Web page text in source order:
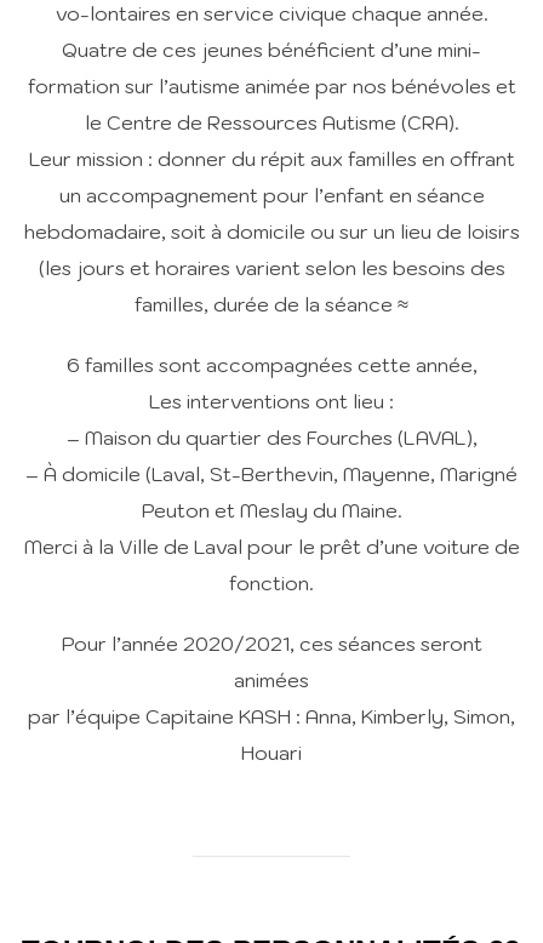
vo-lontaires en service civique chaque année.
Quatre de ces jeunes bénéficient d’une mini-
formation sur l’autisme animée par nos bénévoles et
le Centre de Ressources Autisme (CRA).
Leur mission : donner du répit aux familles en offrant
un accompagnement pour l’enfant en séance
hebdomadaire, soit à domicile ou sur un lieu de loisirs
(les jours et horaires varient selon les besoins des
familles, durée de la séance ≈
6 familles sont accompagnées cette année,
Les interventions ont lieu :
– Maison du quartier des Fourches (LAVAL),
– À domicile (Laval, St-Berthevin, Mayenne, Marigné
Peuton et Meslay du Maine.
Merci à la Ville de Laval pour le prêt d’une voiture de
fonction.
Pour l’année 2020/2021, ces séances seront
animées
par l’équipe Capitaine KASH : Anna, Kimberly, Simon,
Houari